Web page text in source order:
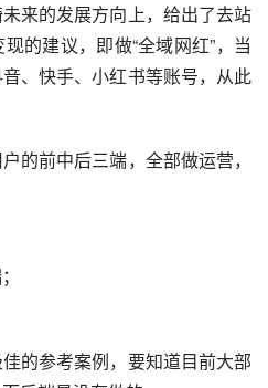
来的发展方向上，给出了去站
的建议，即做“全域网红”，当
、快手、小红书等账号，从此
的前中后三端，全部做运营，
的参考案例，要知道目前大部